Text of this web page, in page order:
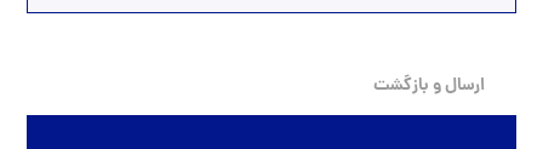
ارسال و بازگشت